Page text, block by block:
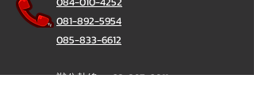
081-892-5954
085-833-6612
辦公熱線：02-297-0811